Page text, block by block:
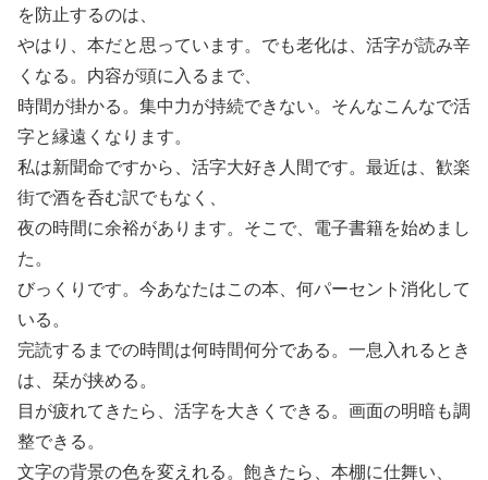
を防止するのは、
やはり、本だと思っています。でも老化は、活字が読み辛
くなる。内容が頭に入るまで、
時間が掛かる。集中力が持続できない。そんなこんなで活
字と縁遠くなります。
私は新聞命ですから、活字大好き人間です。最近は、歓楽
街で酒を呑む訳でもなく、
夜の時間に余裕があります。そこで、電子書籍を始めまし
た。
びっくりです。今あなたはこの本、何パーセント消化して
いる。
完読するまでの時間は何時間何分である。一息入れるとき
は、栞が挟める。
目が疲れてきたら、活字を大きくできる。画面の明暗も調
整できる。
文字の背景の色を変えれる。飽きたら、本棚に仕舞い、